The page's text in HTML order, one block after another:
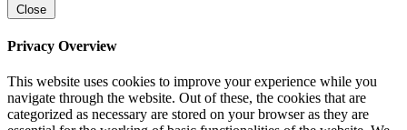
Close
Privacy Overview
This website uses cookies to improve your experience while you
navigate through the website. Out of these, the cookies that are
categorized as necessary are stored on your browser as they are